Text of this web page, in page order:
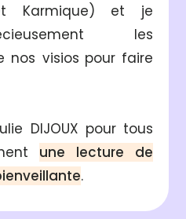
Karmique) et je
les
nos visios pour faire
DIJOUX pour tous
une lecture de
.